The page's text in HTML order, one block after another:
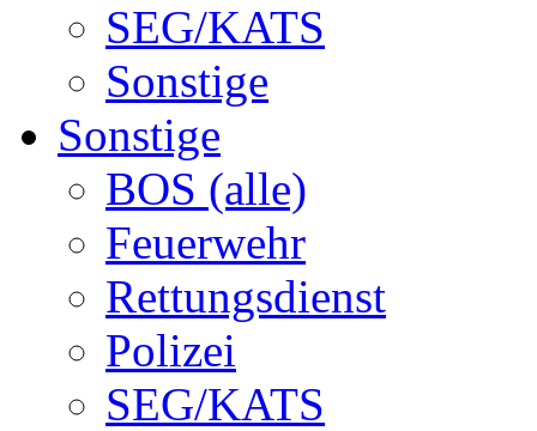
SEG/KATS
Sonstige
Sonstige
BOS (alle)
Feuerwehr
Rettungsdienst
Polizei
SEG/KATS